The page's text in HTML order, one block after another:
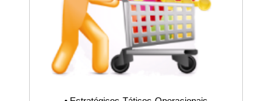
PDCA, Planilha,
Sistema S9000
KPI, IATF16949,